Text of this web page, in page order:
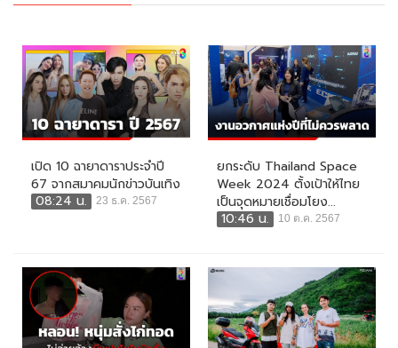
เปิด 10 ฉายาดาราประจำปี
67 จากสมาคมนักข่าวบันเทิง
08:24 น.
23 ธ.ค. 2567
ยกระดับ Thailand Space
Week 2024 ตั้งเป้าให้ไทย
เป็นจุดหมายเชื่อมโยง...
10:46 น.
10 ต.ค. 2567